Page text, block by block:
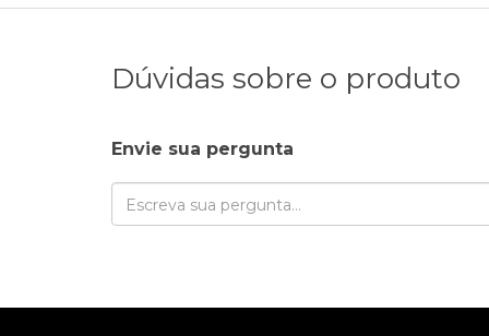
Dúvidas sobre o produto
Envie sua pergunta